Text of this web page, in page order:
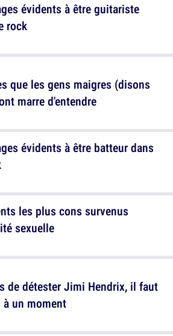
évidents à être guitariste
rock
évidents à être batteur dans
de détester Jimi Hendrix, il faut
un moment
que les gens maigres (disons
marre d'entendre
les plus cons survenus
sexuelle